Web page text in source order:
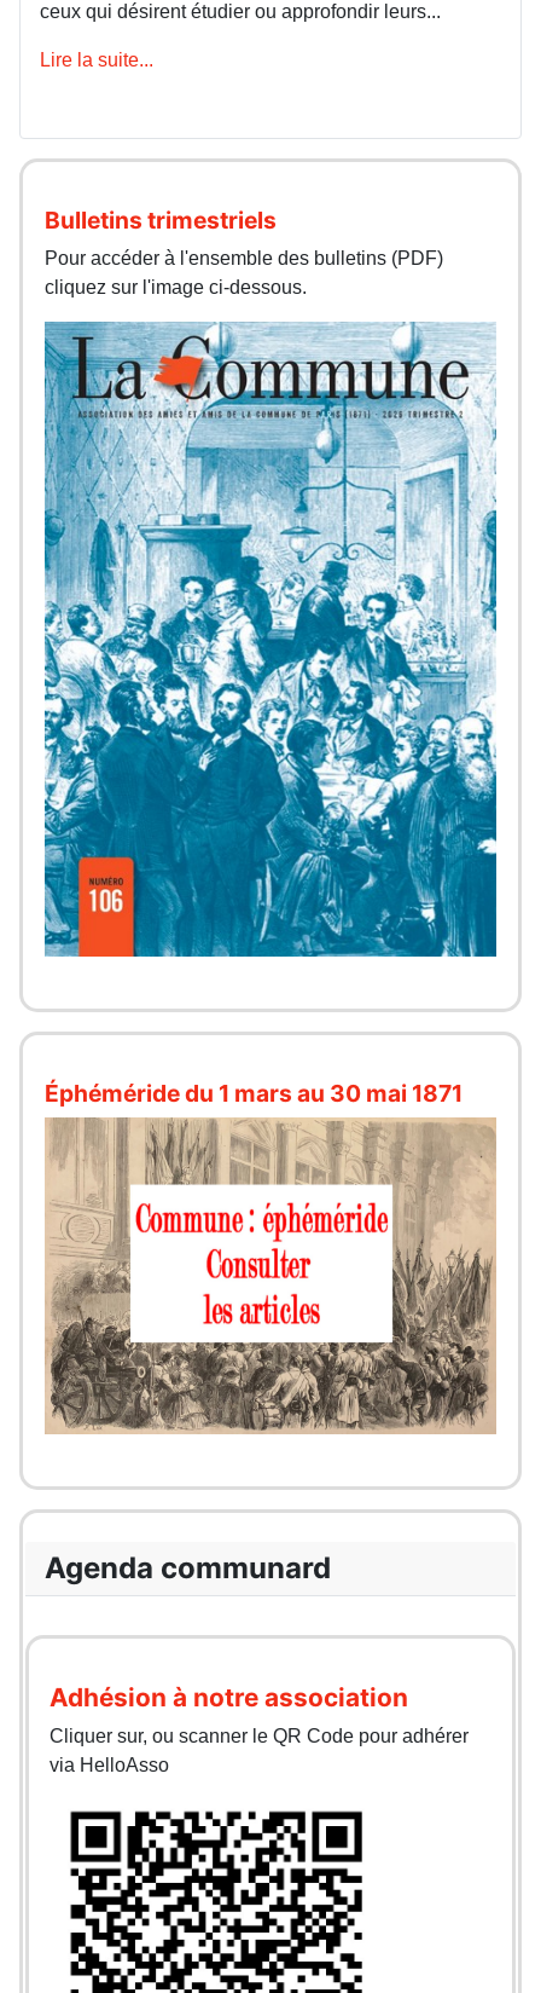
ceux qui désirent étudier ou approfondir leurs...
Lire la suite...
Bulletins trimestriels
Pour accéder à l'ensemble des bulletins (PDF)
cliquez sur l'image ci-dessous.
Éphéméride du 1 mars au 30 mai 1871
Agenda communard
Adhésion à notre association
Cliquer sur, ou scanner le QR Code pour adhérer
via HelloAsso